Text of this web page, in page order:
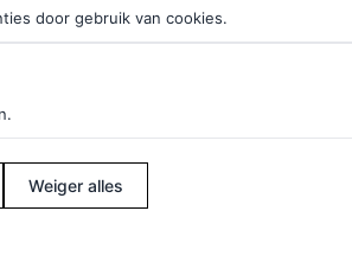
door gebruik van cookies.
Weiger alles